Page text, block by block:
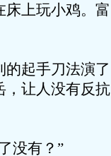
上玩小鸡。富
起手刀法演了
，让人没有反抗
没有？”